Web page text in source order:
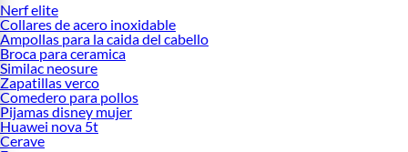
Nerf elite
Collares de acero inoxidable
Ampollas para la caida del cabello
Broca para ceramica
Similac neosure
Zapatillas verco
Comedero para pollos
Pijamas disney mujer
Huawei nova 5t
Cerave